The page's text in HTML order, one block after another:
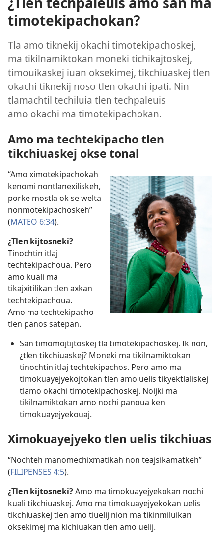
timotekipachokan?
Tla amo tiknekij okachi timotekipachoskej,
ma tikilnamiktokan moneki tichikajtoskej,
timouikaskej iuan oksekimej, tikchiuaskej tlen
okachi tiknekij noso tlen okachi ipati. Nin
tlamachtil techiluia tlen techpaleuis
amo okachi ma timotekipachokan.
Amo ma techtekipacho tlen
tikchiuaskej okse tonal
“Amo ximotekipachokah
kenomi nontlanexiliskeh,
porke mostla ok se welta
nonmotekipachoskeh”
(MATEO 6:34).
¿Tlen kijtosneki?
Tinochtin itlaj
techtekipachoua. Pero
amo kuali ma
tikajxitilikan tlen axkan
techtekipachoua.
Amo ma techtekipacho
tlen panos satepan.
San timomojtijtoskej tla timotekipachoskej. Ik non,
¿tlen tikchiuaskej? Moneki ma tikilnamiktokan
tinochtin itlaj techtekipachos. Pero amo ma
timokuayejyekojtokan tlen amo uelis tikyektlaliskej
tlamo okachi timotekipachoskej. Noijki ma
tikilnamiktokan amo nochi panoua ken
timokuayejyekouaj.
Ximokuayejyeko tlen uelis tikchiuas
“Nochteh manomechixmatikah non teajsikamatkeh”
(FILIPENSES 4:5).
¿Tlen kijtosneki?Amo ma timokuayejyekokan nochi
kuali tikchiuaskej. Amo ma timokuayejyekokan uelis
tikchiuaskej tlen amo tiuelij nion ma tikinmiluikan
oksekimej ma kichiuakan tlen amo uelij.